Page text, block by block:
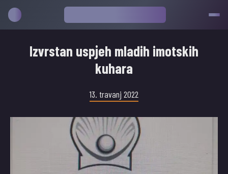
Izvrstan uspjeh mladih imotskih
kuhara
13. travanj 2022